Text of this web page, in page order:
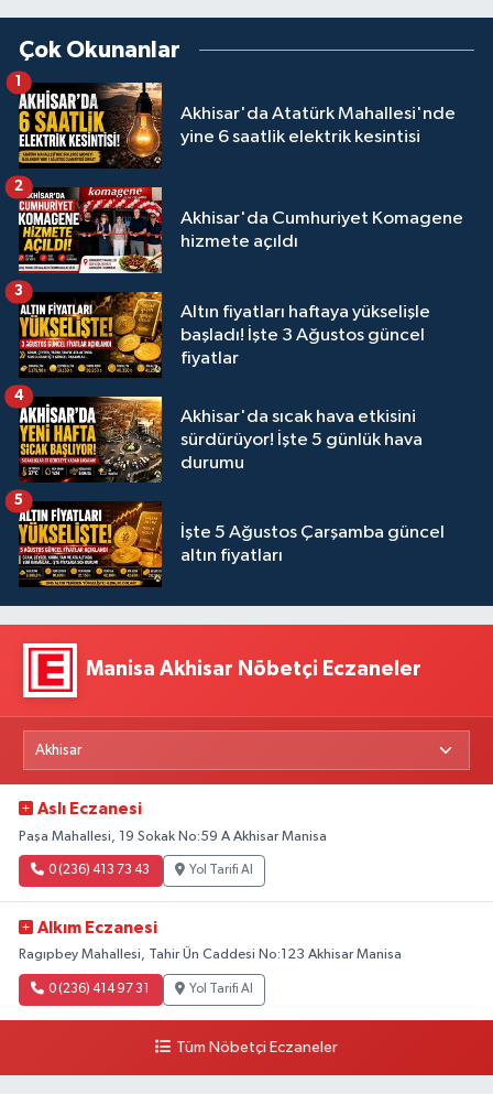
Çok Okunanlar
Akhisar'da Atatürk Mahallesi'nde
yine 6 saatlik elektrik kesintisi
Akhisar'da Cumhuriyet Komagene
hizmete açıldı
2
Altın fiyatları haftaya yükselişle
başladı! İşte 3 Ağustos güncel
fiyatlar
3
Akhisar'da sıcak hava etkisini
sürdürüyor! İşte 5 günlük hava
durumu
4
İşte 5 Ağustos Çarşamba güncel
altın fiyatları
5
Manisa Akhisar Nöbetçi Eczaneler
Aslı Eczanesi
Paşa Mahallesi, 19 Sokak No:59 A Akhisar Manisa
0 (236) 413 73 43 Yol Tarifi Al
Alkım Eczanesi
Ragıpbey Mahallesi, Tahir Ün Caddesi No:123 Akhisar Manisa
0 (236) 414 97 31 Yol Tarifi Al
Tüm Nöbetçi Eczaneler